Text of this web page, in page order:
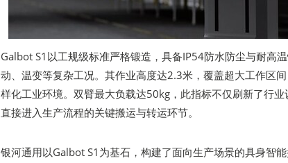
Galbot S1以工规级标准严格锻造，具备IP54防水防尘与耐高
动、温变等复杂工况。其作业高度达2.3米，覆盖超大工作区
样化工业环境。双臂最大负载达50kg，此指标不仅刷新了行
直接进入生产流程的关键搬运与转运环节。
银河通用以Galbot S1为基石，构建了面向生产场景的具身智